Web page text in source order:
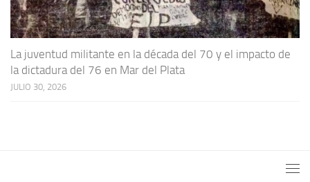
La juventud militante en la década del 70 y el impacto de
la dictadura del 76 en Mar del Plata
JULIO 30, 2026